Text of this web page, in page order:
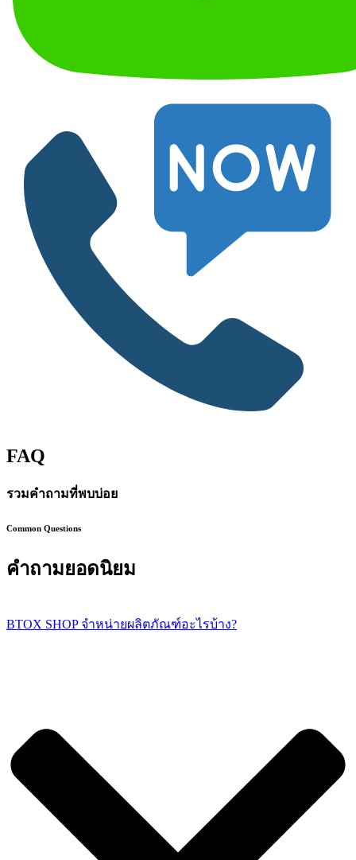
FAQ
รวมคำถามที่พบบ่อย
Common Questions
คำถามยอดนิยม
BTOX SHOP จำหน่ายผลิตภัณฑ์อะไรบ้าง?